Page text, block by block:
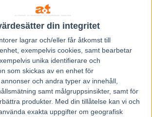
din integritet
lagrar och/eller får åtkomst till
exempelvis cookies, samt bearbetar
unika identifierare och
som skickas av en enhet för
och andra typer av innehåll,
samt målgruppsinsikter, samt för
produkter. Med din tillåtelse kan vi och
exakta uppgifter om geografisk
chans –
Inför V75 (jackpot): ”Jag har
rätt så goda förhoppningar”